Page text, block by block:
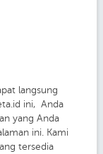
langsung
ini, Anda
yang Anda
ini. Kami
tersedia